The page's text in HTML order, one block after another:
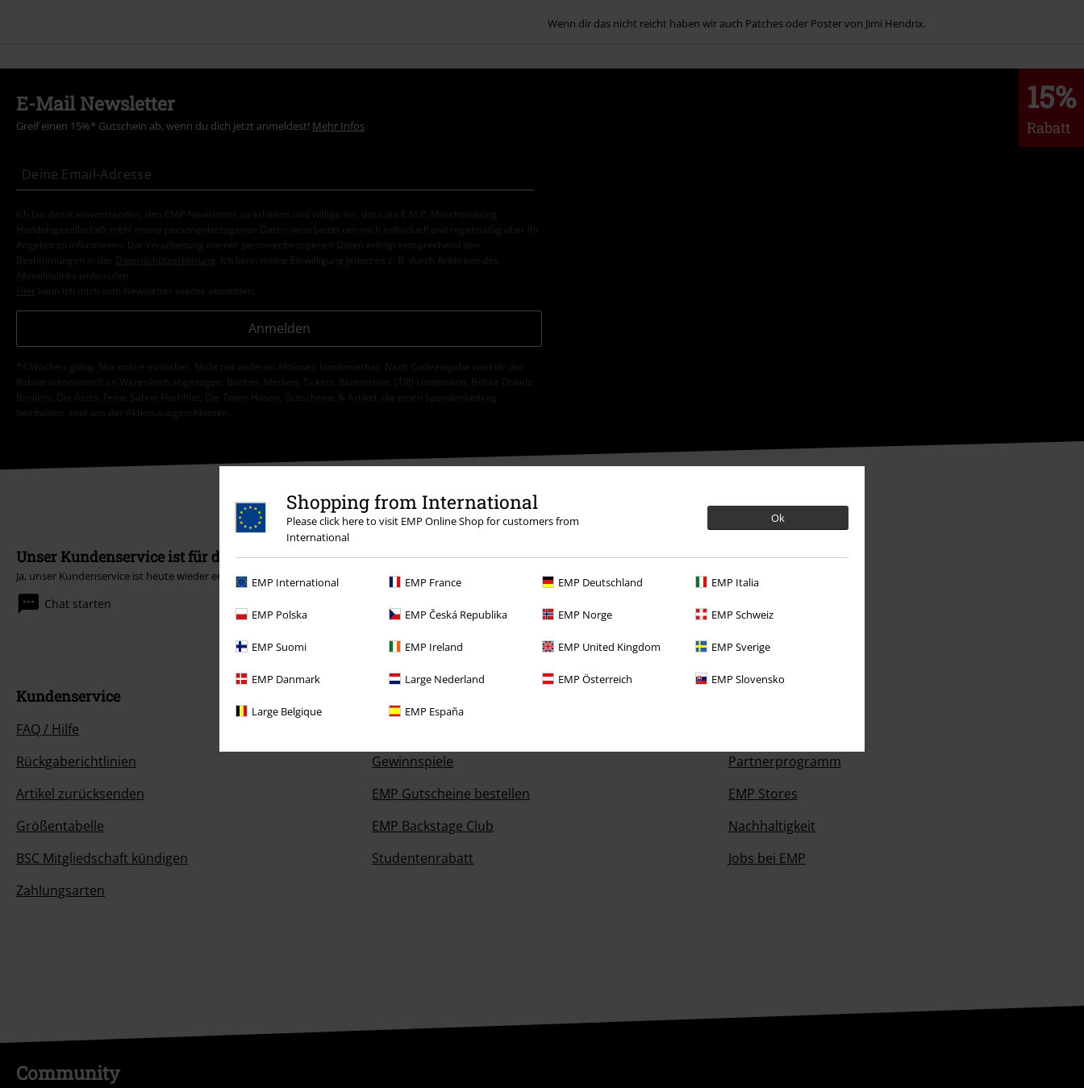
Shopping from International
Please click here to visit EMP Online Shop for customers from
International
Ok
EMP International EMP France EMP Deutschland EMP Italia
EMP Polska EMP Česká Republika EMP Norge EMP Schweiz
EMP Suomi EMP Ireland EMP United Kingdom EMP Sverige
EMP Danmark Large Nederland EMP Österreich EMP Slovensko
Large Belgique EMP España
Wenn dir das nicht reicht haben wir auch Patches oder Poster von Jimi Hendrix.
15%
Rabatt
E-Mail Newsletter
Greif einen 15%* Gutschein ab, wenn du dich jetzt anmeldest! Mehr Infos
Ich bin damit einverstanden, den EMP-Newsletter zu erhalten und willige ein, dass die E.M.P. Merchandising
Handelsgesellschaft mbH meine personenbezogenen Daten verarbeitet um mich individuell und regelmäßig über ihr
Angebot zu informieren. Die Verarbeitung meiner personenbezogenen Daten erfolgt entsprechend den
Bestimmungen in der
Datenschutzerklärung
. Ich kann meine Einwilligung jederzeit z. B. durch Anklicken des
Abmeldelinks widerrufen.
Hier kann ich mich vom Newsletter wieder abmelden.
Anmelden
*4 Wochen gültig. Nur online einlösbar. Nicht mit anderen Aktionen kombinierbar. Nach Codeeingabe wird dir der
Rabatt automatisch im Warenkorb abgezogen. Bücher, Medien, Tickets, Rammstein, (Till) Lindemann, Böhse Onkelz,
Broilers, Die Ärzte, Feine Sahne Fischfilet, Die Toten Hosen, Gutscheine & Artikel, die einen Spendenbeitrag
beinhalten, sind von der Aktion ausgeschlossen.
Unser Kundenservice ist für dich da
Ja, unser Kundenservice ist heute wieder erreichbar von 08:00 Uhr bis 18:00 Uhr.Mehr Infos
Chat starten
Kundenservice
FAQ / Hilfe
Rückgaberichtlinien
Artikel zurücksenden
Größentabelle
BSC Mitgliedschaft kündigen
Zahlungsarten
Gewinnspiele
EMP Gutscheine bestellen
EMP Backstage Club
Studentenrabatt
Partnerprogramm
EMP Stores
Nachhaltigkeit
Jobs bei EMP
Community